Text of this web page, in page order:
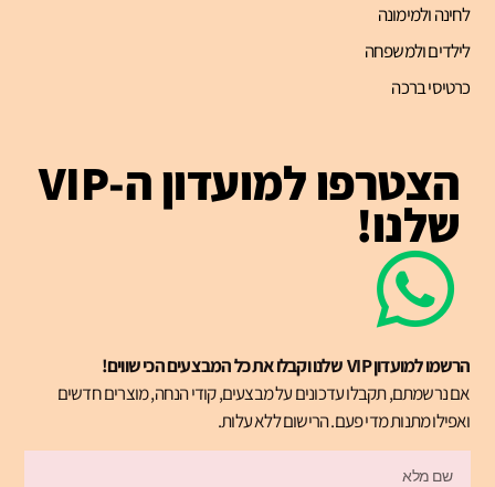
לחינה ולמימונה
לילדים ולמשפחה
כרטיסי ברכה
הצטרפו למועדון ה-VIP
שלנו!
הרשמו למועדון VIP שלנו וקבלו את כל המבצעים הכי שווים!
אם נרשמתם, תקבלו עדכונים על מבצעים, קודי הנחה, מוצרים חדשים
ואפילו מתנות מדי פעם. הרישום ללא עלות.